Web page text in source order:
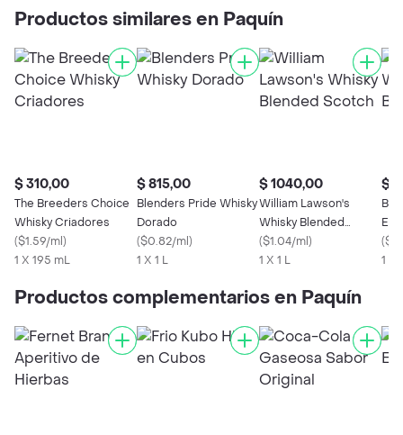
Productos similares en Paquín
$ 310,00
The Breeders Choice
Whisky Criadores
($1.59/ml)
1 X 195 mL
$ 815,00
Blenders Pride Whisky
Dorado
($0.82/ml)
1 X 1 L
$ 1040,00
William Lawson's
Whisky Blended
Scotch
($1.04/ml)
1 X 1 L
$
(
1 X
Productos complementarios en Paquín